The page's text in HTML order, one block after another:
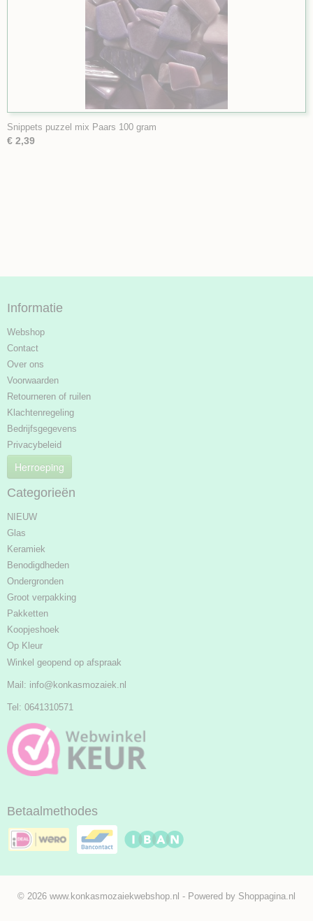
Snippets puzzel mix Paars 100 gram
€ 2,39
Informatie
Webshop
Contact
Over ons
Voorwaarden
Retourneren of ruilen
Klachtenregeling
Bedrijfsgegevens
Privacybeleid
Herroeping
Categorieën
NIEUW
Glas
Keramiek
Benodigdheden
Ondergronden
Groot verpakking
Pakketten
Koopjeshoek
Op Kleur
Winkel geopend op afspraak
Mail: info@konkasmozaiek.nl
Tel: 0641310571
Betaalmethodes
© 2026 www.konkasmozaiekwebshop.nl - Powered by Shoppagina.nl